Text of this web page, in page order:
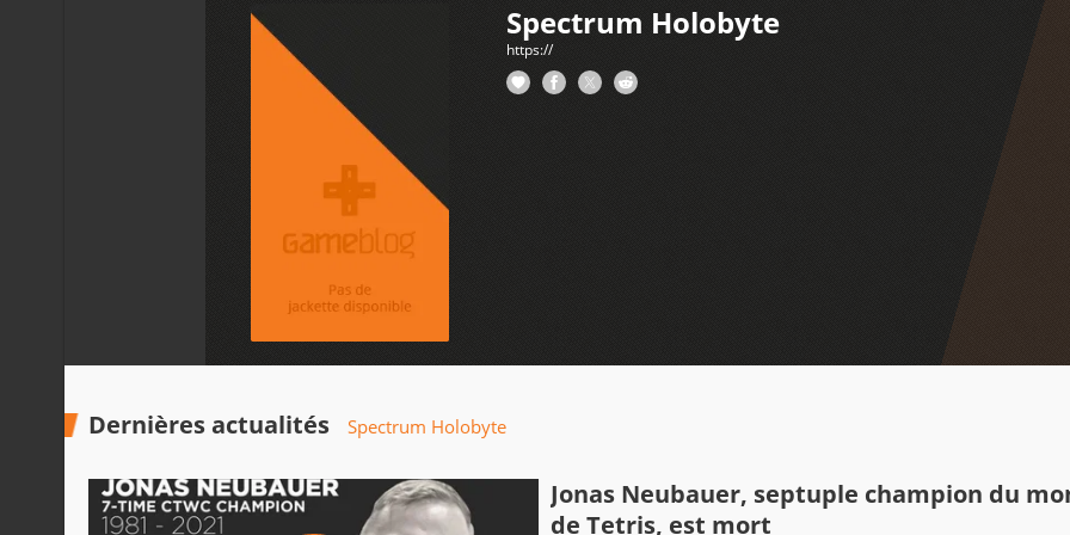
Spectrum Holobyte
https://
Dernières actualités Spectrum Holobyte
Jonas Neubauer, septuple champion du
de Tetris, est mort